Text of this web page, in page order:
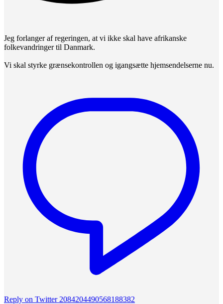
Jeg forlanger af regeringen, at vi ikke skal have afrikanske
folkevandringer til Danmark.
Vi skal styrke grænsekontrollen og igangsætte hjemsendelserne nu.
Reply on Twitter 2084204490568188382